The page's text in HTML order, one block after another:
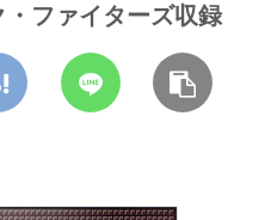
・ファイターズ収録